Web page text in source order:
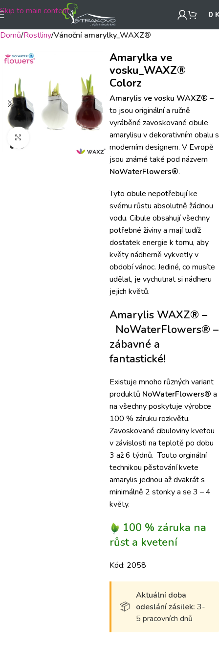
Skip to main content 0
Domů Rostliny Vánoční amarylky_WAXZ®
Amarylka ve
vosku_WAXZ®
Colorz
Amarylis ve vosku WAXZ® –
to jsou originální a ručně
vyráběné zavoskované cibule
amarylisu v dekorativním obalu s
moderním designem. V Evropě
jsou známé také pod názvem
NoWaterFlowers®.
Tyto cibule nepotřebují ke
svému růstu absolutně žádnou
vodu. Cibule obsahují všechny
potřebné živiny a mají tudíž
dostatek energie k tomu, aby
květy nádherně vykvetly v
období vánoc. Jediné, co musíte
udělat, je vychutnat si nádheru
jejich květů.
Amarylis WAXZ® –
NoWaterFlowers® –
zábavné a
fantastické!
Existuje mnoho různých variant
produktů NoWaterFlowers® a
na všechny poskytuje výrobce
100 % záruku rozkvětu.
Zavoskované cibuloviny kvetou
v závislosti na teplotě po dobu
3 až 6 týdnů. Touto orginální
technikou pěstování kvete
amarylis jednou až dvakrát s
minimálně 2 stonky a se 3 – 4
květy.
100 % záruka na
růst a kvetení
Kód: 2058
Aktuální doba
odeslání zásilek: 3-
5 pracovních dnů